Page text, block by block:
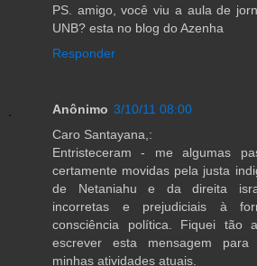
PS. amigo, você viu a aula de
UNB? esta no blog do Azenha
Responder
Anônimo 3/10/11 08:00
Caro Santayana,:
Entristeceram - me algumas
certamente movidas pela justa
de Netaniahu e da direita
incorretas e prejudiciais à
consciência política. Fiquei tão
escrever esta mensagem
minhas atividades atuais.